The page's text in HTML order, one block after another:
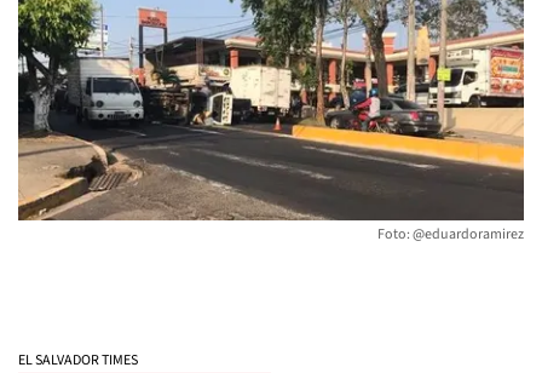
Foto: @eduardoramirez
EL SALVADOR TIMES